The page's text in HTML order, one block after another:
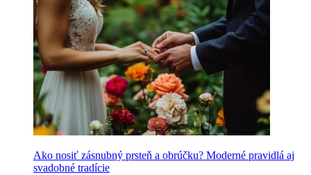
Ako nosiť zásnubný prsteň a obrúčku? Moderné pravidlá aj
svadobné tradície